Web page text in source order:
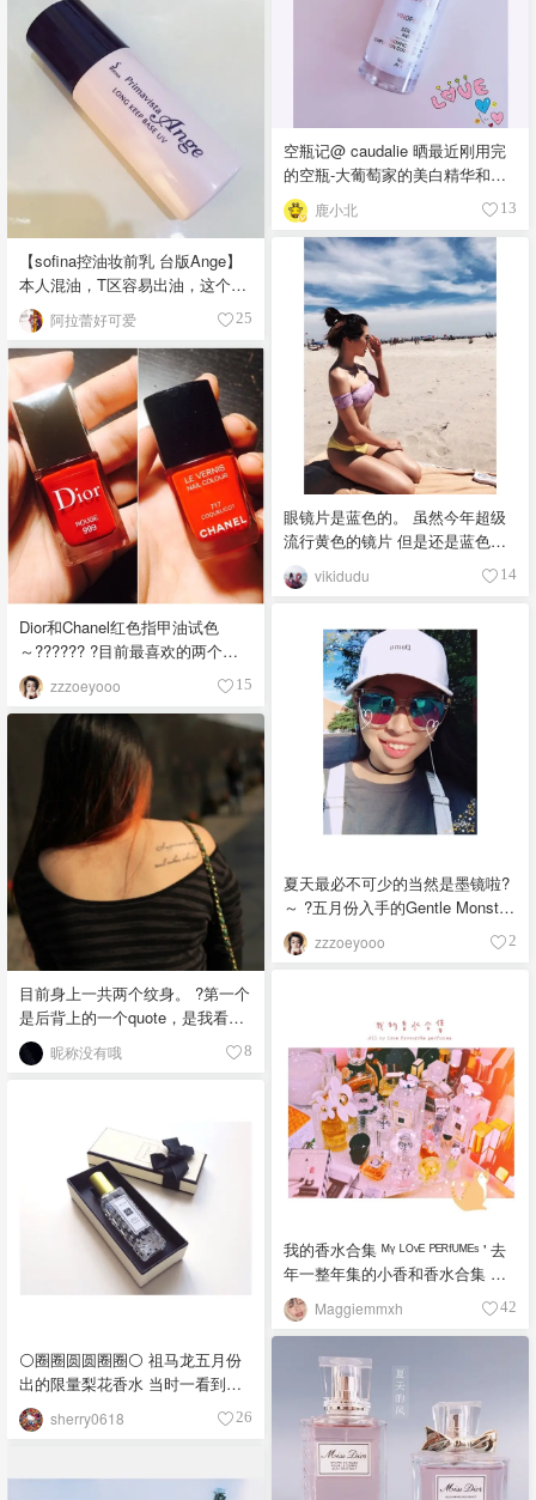
去死皮和提亮肤色的功效，第一
眼就被这个蓝色面膜莫名的吸引
了过去，再加上面膜本身有淡淡
的柠檬香味?感觉很适合夏天～迫
不及待的就买了，回家卸了妆立
马就敷上，再来个自拍哈哈哈心
情立马好到不行❤️ 面膜使用感：
颗粒很大很粗糙，不建议经常使
用，不推荐给敏感肌，我是轻微
敏感的皮肤，用完这款面膜以后
因为有磨砂颗粒的原因导致脸颊
和鼻翼两侧红红的，（可能是搓
的时候用力过猛？）但是用后感
觉皮肤的触感还不错，感觉软软
滑滑的，可能是里面含有精油的
成分吧～ 就酱～～
空瓶记@ caudalie 晒最近刚用完
的空瓶-大葡萄家的美白精华和喷
雾 ?caudalie vinoperfect radiance
serum 夏季精华我一般以保湿美
白为主，这款精华是一个空瓶回
购。质地是半透乳液状，属于有
点厚度有存在感的精华，但是夏
季来用一点也不觉得闷，使用起
来清爽滋润。虽然和所有美白精
华一样，没有立竿见影的美白
感，但是一瓶用下来会觉得皮肤
很柔软，饱满明亮的感觉。 ?
beauty elixir 说了超多次的皇后
水，混油皮的我夏季的最爱。我
喜欢早晨起来洁面后当爽肤水
喷，精油味道喷上脸非常清凉醒
肤，清凉的味道超级提神。吸收
之后也不会有干干的紧绷感。这
瓶30ml的用起来非常快，空调
无限回购。
鹿小北 13
【sofina控油妆前乳 台版Ange】
本人混油，T区容易出油，这个控
油妆前乳真的好用控油，特别是
现在夏天，真的很需要控油，这
款妆前乳就能做到噢，台版相对
于日版来说比较便宜，但是使用
效果看晒货的亲们说两款差不太
多，就入了台版的，台版的妆前
乳还是粉粉的，有提亮的效果，
最近天热人懒都只用气垫没用粉
底液，扑个爽肤水就直接用妆前
乳然后上气垫了，这个妆前乳还
有点防晒指数，用了这个妆前
乳，感觉更好上气垫上妆，所以
推荐推荐???
阿拉蕾好可爱 25
眼镜片是蓝色的。 虽然今年超级
流行黄色的镜片 但是还是蓝色的
比较适合我? 视觉效果也比较舒服
vikidudu 14
Dior和Chanel红色指甲油试色
～?????? ?目前最喜欢的两个大
红色指甲油是Dior 999和Chanel
717。因为皮肤比较偏黄，所以偏
爱显手白的红色指甲油 ?试色如图
2，都是刷了两层。左边的是
Dior999，非常正的大红色，就像
Dior999口红?一样的颜色；右边的
是Chanel717，偏橘色红色。 ?图
3、图4是两个品牌指甲油刷头的
对比。Chanel的是细细长长的圆
柱体刷头，需要刷多次才能刷完
整个甲面，且容易刷不平；Dior的
是扁平刷头，三两下就可以刷
好，不容易刷不平，是我目前用
过的所有无论平价或柜架指甲油
中最好用的，强烈推荐。
zzzoeyooo 15
夏天最必不可少的当然是墨镜啦?️
～ ?五月份入手的Gentle Monster
的Absente one，具体型号是C1，
购入于官网，无邮费，大概一周
光镜片和金色镜腿。非常遮脸显
脸小。每次戴出去都会被人夸哈
哈哈?? ?选购的时候在蓝色镜片这
款和粉色的那款之间犹豫了很
久。考虑到搭配服饰的多样性还
是选择了蓝色这款。 ?图二是我之
前最喜欢的一副墨镜。Ray Ban经
典款式，但是配色比较特别：镜
面、镜腿和边框正面都是蓝色，
而边框侧面的一圈都是亮橙色。
购入于Sunglass Hut，买的时候
被告知是limited edition而且店里
就剩最后一副了，再加上橙色和
蓝色是我最喜欢的两个颜色，价
格也才100刀左右，那简直没有不
买的理由啊??‍♀️??‍♀️??‍♀️！
zzzoeyooo 2
目前身上一共两个纹身。 ?第一个
是后背上的一个quote，是我看的
第一本看哭的英文书"into the
wild"里一句话“happiness only
为现在每次想起来都觉得so true ?
第二个是后脖子两个三角，当时
同学想纹我就一起纹了?纯粹因为
喜欢图案。（后面发现有点
illuminati的味道？lol ?感觉第一个
纹身一定要有一定的意义，不是
因为图案好看而纹身。感觉第一
想露的时候就露，不想露完全可
以遮起来。但最近很想在手上纹
一个。 ?感觉自己只敢纹这种小清
新的，纹花臂的妹子，我佩服你
昵称没有哦 8
我的香水合集 ᴹᵞ ᴸᴼᵛᴱ ᴾᴱᴿᶠᵁᴹᴱˢ ' 去
年一整年集的小香和香水合集 每
一瓶味道都超爱滴 而且摆在一起
真心好美啊?? 不知道什么时候开
Maggiemmxh 42
⚪️圈圈圆圆圈圈⚪️ 祖马龙五月份
出的限量梨花香水 当时一看到瓶
身上的黑白波点就很喜欢 觉得超
级可爱 配上绿色瓶盖 给人一种很
明的透明瓶身很不一样 我个人就
sherry0618 26